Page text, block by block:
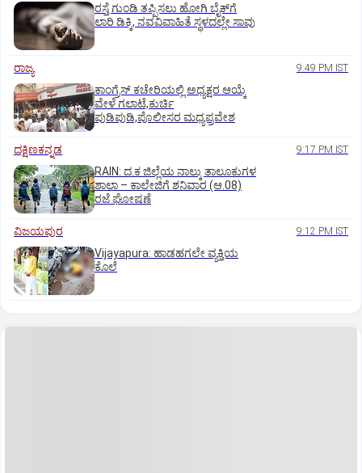
ರಸ್ತೆ ಗುಂಡಿ ತಪ್ಪಿಸಲು ಹೋಗಿ ಬೈಕ್‌ಗೆ
ಲಾರಿ ಡಿಕ್ಕಿ, ನವವಿವಾಹಿತೆ ಸ್ಥಳದಲ್ಲೇ ಸಾವು
ರಾಜ್ಯ 9:49 PM IST
ಕಾಂಗ್ರೆಸ್ ಕಚೇರಿಯಲ್ಲಿ ಅಧ್ಯಕ್ಷರ ಆಯ್ಕೆ
ವೇಳೆ ಗಲಾಟೆ,ಕುರ್ಚಿ
ಪುಡಿಪುಡಿ,ಪೊಲೀಸರ ಮಧ್ಯಪ್ರವೇಶ
ದಕ್ಷಿಣಕನ್ನಡ 9:17 PM IST
RAIN: ದ.ಕ ಜಿಲ್ಲೆಯ ನಾಲ್ಕು ತಾಲೂಕುಗಳ
ಶಾಲಾ – ಕಾಲೇಜಿಗೆ ಶನಿವಾರ (ಆ.08)
ರಜೆ ಘೋಷಣೆ
ವಿಜಯಪುರ 9:12 PM IST
Vijayapura: ಹಾಡಹಗಲೇ ವ್ಯಕ್ತಿಯ
ಕೊಲೆ